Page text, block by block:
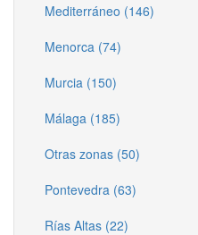
Mediterráneo (146)
Menorca (74)
Murcia (150)
Málaga (185)
Otras zonas (50)
Pontevedra (63)
Rías Altas (22)